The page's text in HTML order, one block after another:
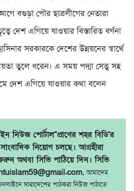
বগুড়া পৌর ছাত্রলীগের নেতারা
দেশ এগিয়ে যাওয়ার বিস্তারিত বর্ণনা
সরকারকে দেশের উন্নয়নের স্বার্থে
তুলে ধরেন। এ সময় পদ্মা সেতু সহ
দেশ এগিয়ে যাওয়ার কথা বলেন
নিউজ পোর্টাল"প্রাণের শহর বিডি'র
নিয়োগ চলছে। আগ্রহীরা
অথবা সিভি পাঠিয়ে দিন। সিভি
, আমাদের
সারাদেশের পাঠকরা নিউজ পাঠাতে